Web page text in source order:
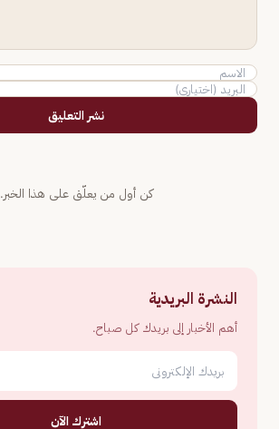
نشر التعليق
كن أول من يعلّق على هذا الخبر.
النشرة البريدية
أهم الأخبار إلى بريدك كل صباح.
اشترك الآن